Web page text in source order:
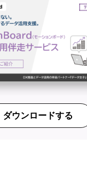
ダウンロードする